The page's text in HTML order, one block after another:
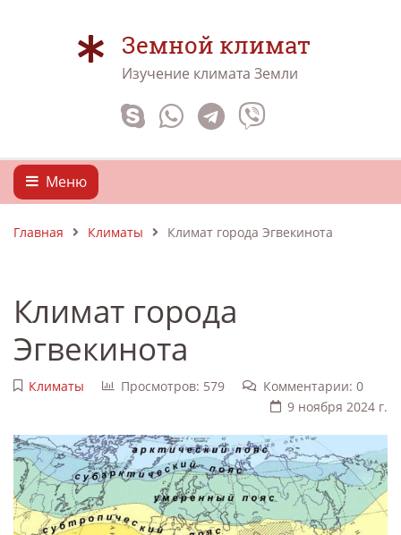
Земной климат
Изучение климата Земли
Меню
Главная Климаты Климат города Эгвекинота
Климат города
Эгвекинота
Климаты Просмотров: 579
Комментарии: 0
9 ноября 2024 г.